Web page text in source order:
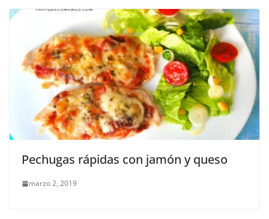
Pechugas rápidas con jamón y queso
marzo 2, 2019